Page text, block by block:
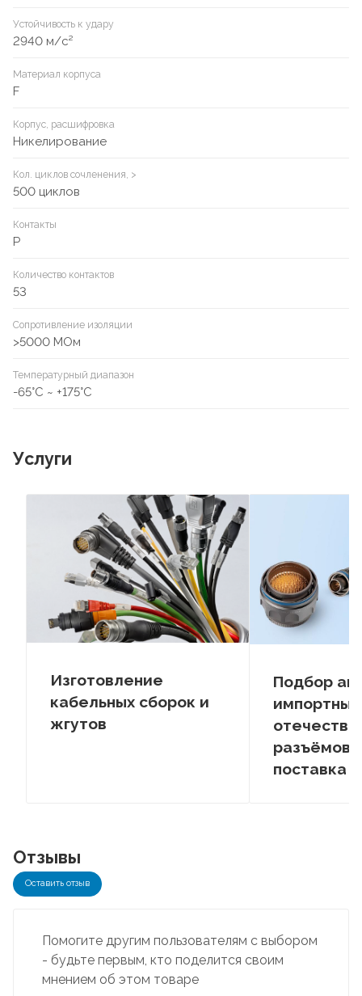
Устойчивость к удару
2940 м/с²
Материал корпуса
F
Корпус, расшифровка
Никелирование
Кол. циклов сочленения, >
500 циклов
Контакты
P
Количество контактов
53
Сопротивление изоляции
>5000 МОм
Температурный диапазон
-65°C ~ +175°С
Услуги
Изготовление
кабельных сборок и
жгутов
Подбор
разъёмов
поставка
Отзывы
Оставить отзыв
Помогите другим пользователям с выбором
- будьте первым, кто поделится своим
мнением об этом товаре